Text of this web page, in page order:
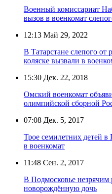
Военный комиссариат
вызов в военкомат
12:13 Май 29, 2022
В Татарстане слепого
коляске вызвали в
15:30 Дек. 22, 2018
Омский военкомат
олимпийской сборной
07:08 Дек. 5, 2017
Трое семилетних детей
в военкомат
11:48 Сен. 2, 2017
В Подмосковье незрячим
новорождённую дочь